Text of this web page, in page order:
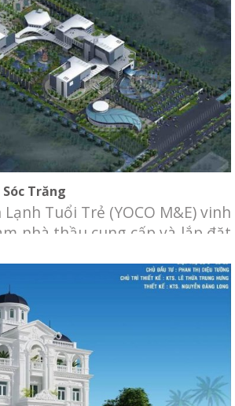
Trăng
Tuổi Trẻ (YOCO M&E) vinh
nhà thầu cung cấp và lắp đặt
viện đa khoa Sóc Trăng. Chủ
đa khoa Sóc Trăng Địa điểm:
5, Phường